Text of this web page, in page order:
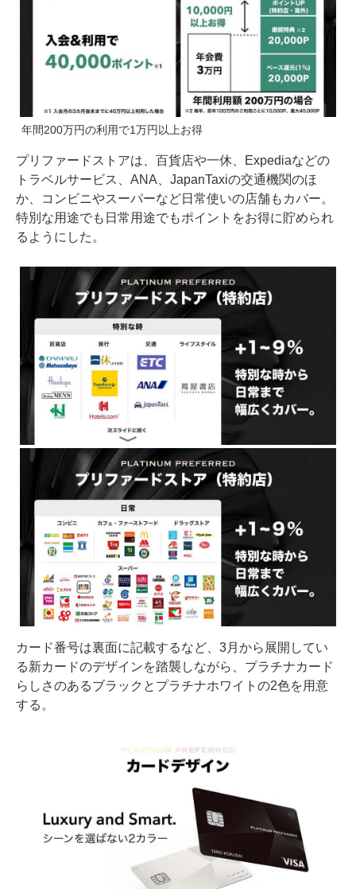
年間200万円の利用で1万円以上お得
プリファードストアは、百貨店や一休、Expediaなどの
トラベルサービス、ANA、JapanTaxiの交通機関のほ
か、コンビニやスーパーなど日常使いの店舗もカバー。
特別な用途でも日常用途でもポイントをお得に貯められ
るようにした。
カード番号は裏面に記載するなど、3月から展開してい
る新カードのデザインを踏襲しながら、プラチナカード
らしさのあるブラックとプラチナホワイトの2色を用意
する。